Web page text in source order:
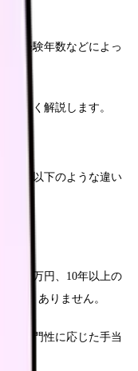
、経験年数などによっ
詳しく解説します。
って以下のような違い
〜550万円、10年以上の
しくありません。
や専門性に応じた手当
。